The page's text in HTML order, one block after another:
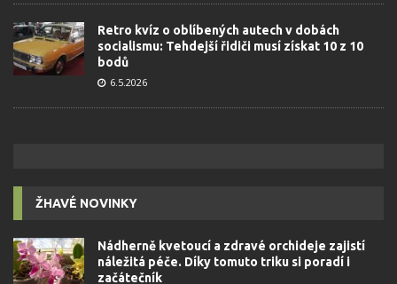
Retro kvíz o oblíbených autech v dobách
socialismu: Tehdejší řidiči musí získat 10 z 10
bodů
6.5.2026
ŽHAVÉ NOVINKY
Nádherně kvetoucí a zdravé orchideje zajistí
náležitá péče. Díky tomuto triku si poradí i
začátečník